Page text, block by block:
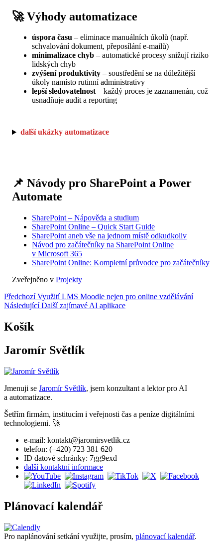
🚀 Výhody automatizace
úspora času – eliminace manuálních úkolů (např.
schvalování dokument, přeposílání e-mailů)
minimalizace chyb – automatické procesy snižují riziko
lidských chyb
zvýšení produktivity – soustředění se na důležitější
úkoly namísto rutinní administrativy
lepší sledovatelnost– každý proces je zaznamenán, což
usnadňuje audit a reporting
další ukázky automatizace
📌 Návody pro SharePoint a Power
Automate
SharePoint – Nápověda a studium
SharePoint Online – Quick Start Guide
SharePoint aneb vše na jednom místě odkudkoliv
Návod pro začátečníky na SharePoint Online
v Microsoft 365
SharePoint Online: Kompletní průvodce pro začátečníky
Zveřejněno v Projekty
Navigace
pro
příspěvek
Předchozí Využití LMS Moodle nejen pro online vzdělávání
Následující Další zajímavé AI aplikace
Košík
Jaromír Světlík
Jmenuji se Jaromír Světlík, jsem konzultant a lektor pro AI
a automatizace.
Šetřím firmám, institucím i veřejnosti čas a peníze digitálními
technologiemi. 🚀
e-mail: kontakt@jaromirsvetlik.cz
telefon: (+420) 723 381 620
ID datové schránky: 7gg9exd
další kontaktní informace
Plánovací kalendář
Pro naplánování setkání využijte, prosím, plánovací kalendář.